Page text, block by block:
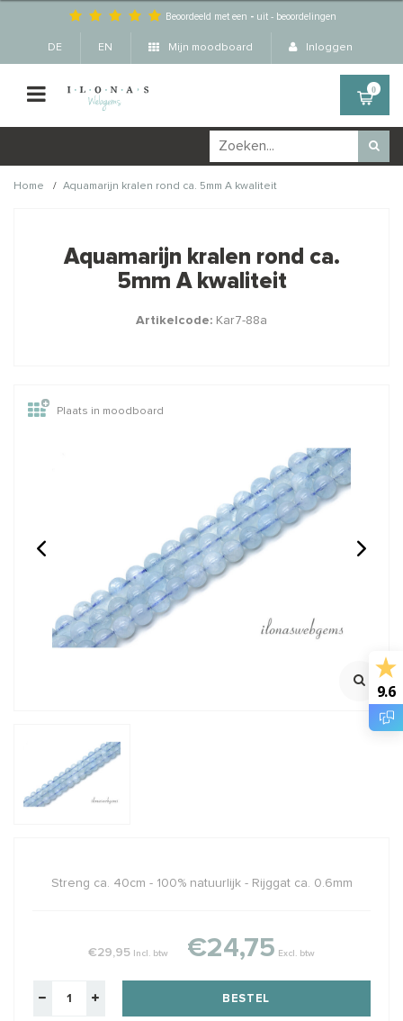
Beoordeeld met een - uit -beoordelingen
DE EN Mijn moodboard Inloggen
0
Home / Aquamarijn kralen rond ca. 5mm A kwaliteit
producten ook interessant
voor je?
€4,95 Incl. btw
€4,09 Excl. btw
Aquamarijn kralen facet
rond ca. 2mm
100% Natuurlijk
Streng ca. 39cm
€7,40 Excl. btw
Aquamarijn kralen rond ca.
5mm A kwaliteit
Artikelcode: Kar7-88a
Plaats in moodboard
Streng ca. 40cm - 100% natuurlijk - Rijggat ca. 0.6mm
€29,95 Incl. btw €24,75 Excl. btw
BESTEL
9.6